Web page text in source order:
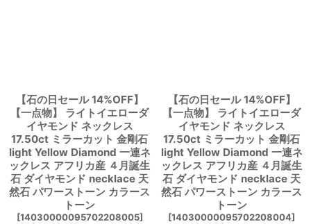
【石の日セール 14%OFF】
【一点物】 ライトイエローダ
イヤモンド ネックレス
17.50ct ミラーカット 金剛石
light Yellow Diamond 一連ネ
ックレス アフリカ産 ４月誕生
石 ダイヤモンド necklace 天
然石 パワーストーン カラース
トーン
[14030000095702208005]
【石の日セール 14%OFF】
【一点物】 ライトイエローダ
イヤモンド ネックレス
17.50ct ミラーカット 金剛石
light Yellow Diamond 一連ネ
ックレス アフリカ産 ４月誕生
石 ダイヤモンド necklace 天
然石 パワーストーン カラース
トーン
[14030000095702208004]